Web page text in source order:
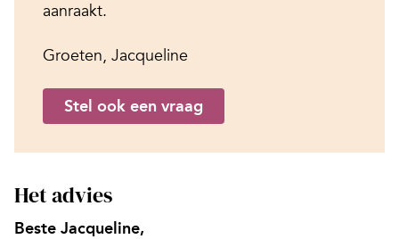
aanraakt.
Groeten, Jacqueline
Stel ook een vraag
Het advies
Beste Jacqueline,